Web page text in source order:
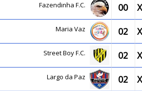
Fazendinha F.C. 00 X
Maria Vaz 02 X
Street Boy F.C. 02 X
Largo da Paz 02 X